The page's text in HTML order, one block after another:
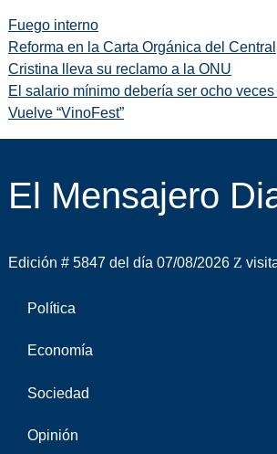
Fuego interno
Reforma en la Carta Orgánica del Central
Cristina lleva su reclamo a la ONU
El salario mínimo debería ser ocho
Vuelve “VinoFest”
El Mensajero
Edición # 5847 del día 07/08/2026
Política
Economía
Sociedad
Opinión